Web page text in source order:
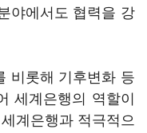
야에서도 협력을 강
비롯해 기후변화 등
세계은행의 역할이
계은행과 적극적으